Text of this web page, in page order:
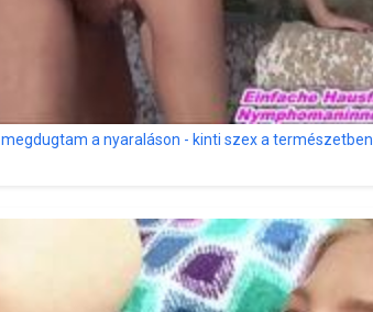
a nyaraláson - kinti szex a természetben